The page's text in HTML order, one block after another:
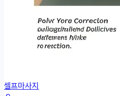
셀프마사지